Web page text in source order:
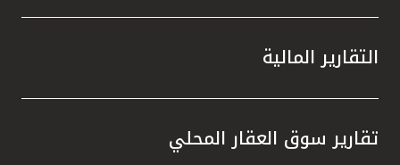
التقارير المالية
تقارير سوق العقار المحلي